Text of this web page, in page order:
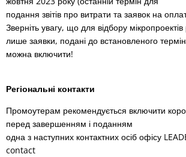
подання звітів про витрати та заявок на
Зверніть увагу, що для відбору
лише заявки, подані до встановленого
можна включити!
Регіональні контакти
Промоутерам рекомендується включити
перед завершенням і поданням
одна з наступних контактних осіб офісу
contact